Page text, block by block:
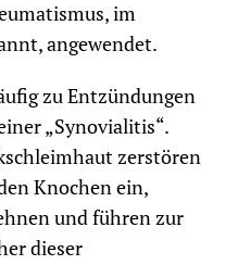
im
angewendet.
zu Entzündungen
„Synovialitis“.
zerstören
Knochen ein,
und führen zur
dieser